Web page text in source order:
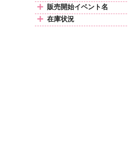
販売開始イベント名
在庫状況